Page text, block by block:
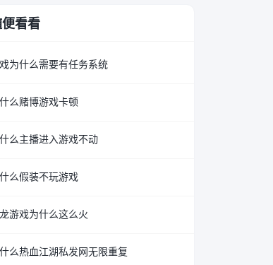
便看看
为什么需要有任务系统
么赌博游戏卡顿
么主播进入游戏不动
么假装不玩游戏
游戏为什么这么火
么热血江湖私发网无限重复